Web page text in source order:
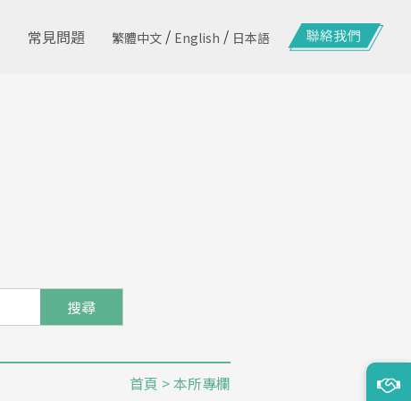
常見問題 繁體中文 / English / 日本語
搜尋
首頁 > 本所專欄